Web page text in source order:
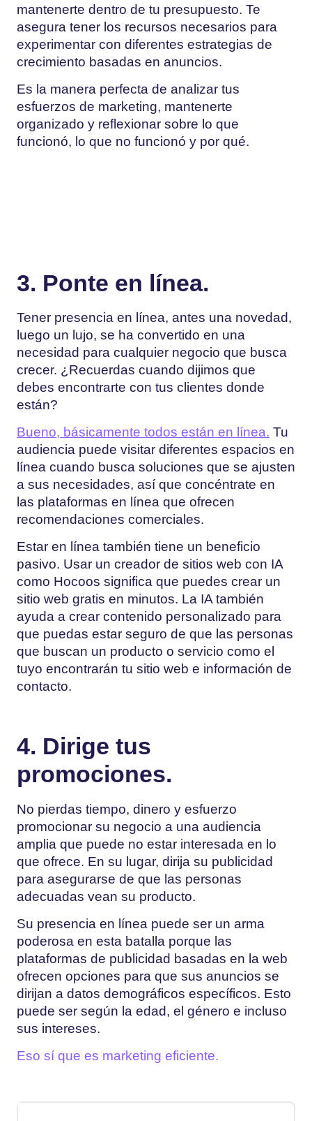
mantenerte dentro de tu presupuesto. Te
asegura tener los recursos necesarios para
experimentar con diferentes estrategias de
crecimiento basadas en anuncios.
Es la manera perfecta de analizar tus
esfuerzos de marketing, mantenerte
organizado y reflexionar sobre lo que
funcionó, lo que no funcionó y por qué.
3. Ponte en línea.
Tener presencia en línea, antes una novedad,
luego un lujo, se ha convertido en una
necesidad para cualquier negocio que busca
crecer. ¿Recuerdas cuando dijimos que
debes encontrarte con tus clientes donde
están?
Bueno, básicamente todos están en línea. Tu
audiencia puede visitar diferentes espacios en
línea cuando busca soluciones que se ajusten
a sus necesidades, así que concéntrate en
las plataformas en línea que ofrecen
recomendaciones comerciales.
Estar en línea también tiene un beneficio
pasivo. Usar un creador de sitios web con IA
como Hocoos significa que puedes crear un
sitio web gratis en minutos. La IA también
ayuda a crear contenido personalizado para
que puedas estar seguro de que las personas
que buscan un producto o servicio como el
tuyo encontrarán tu sitio web e información de
contacto.
4. Dirige tus
promociones.
No pierdas tiempo, dinero y esfuerzo
promocionar su negocio a una audiencia
amplia que puede no estar interesada en lo
que ofrece. En su lugar, dirija su publicidad
para asegurarse de que las personas
adecuadas vean su producto.
Su presencia en línea puede ser un arma
poderosa en esta batalla porque las
plataformas de publicidad basadas en la web
ofrecen opciones para que sus anuncios se
dirijan a datos demográficos específicos. Esto
puede ser según la edad, el género e incluso
sus intereses.
Eso sí que es marketing eficiente.